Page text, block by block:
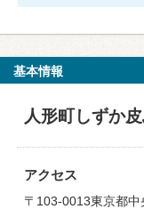
基本情報
人形町しずか
アクセス
〒103-0013東京都